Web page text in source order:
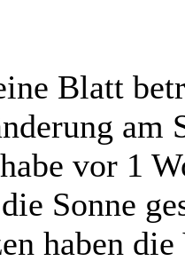
Blatt
am
vor 1
Sonne
haben